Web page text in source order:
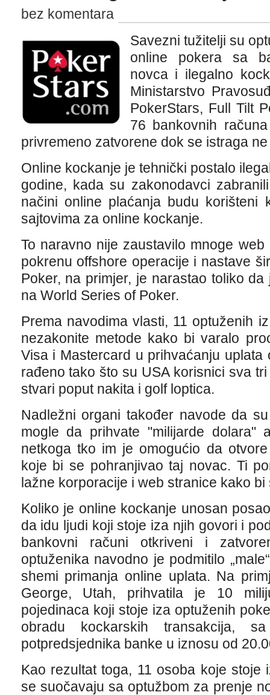
bez komentara
Savezni tužitelji su
online pokera sa
novca i ilegalno
Ministarstvo
PokerStars, Full Tilt
76 bankovnih
privremeno zatvorene dok se istraga
Online kockanje je tehnički postalo
godine, kada su zakonodavci
načini online plaćanja budu korišteni
sajtovima za online kockanje.
To naravno nije zaustavilo mnoge
pokrenu offshore operacije i nastave
Poker, na primjer, je narastao toliko
na World Series of Poker.
Prema navodima vlasti, 11 optuženih
nezakonite metode kako bi varalo
Visa i Mastercard u prihvaćanju uplata
rađeno tako što su USA korisnici sva
stvari poput nakita i golf loptica.
Nadležni organi također navode da
mogle da prihvate "milijarde dolara"
netkoga tko im je omogućio da
koje bi se pohranjivao taj novac. Ti
lažne korporacije i web stranice kako
Koliko je online kockanje unosan
da idu ljudi koji stoje iza njih govori i
bankovni računi otkriveni i
optuženika navodno je podmitilo
shemi primanja online uplata. Na
George, Utah, prihvatila je 10
pojedinaca koji stoje iza optuženih
obradu kockarskih transakcija,
potpredsjednika banke u iznosu od
Kao rezultat toga, 11 osoba koje
se suočavaju sa optužbom za prenje